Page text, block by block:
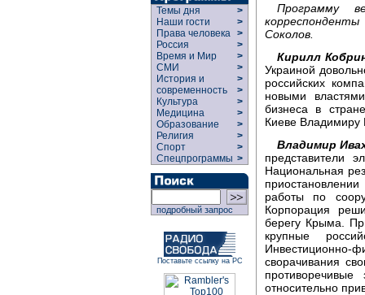
Темы дня
>
Наши гости
>
Права человека >
Россия
>
Время и Мир
>
СМИ
>
История и
современность
>
>
Культура
>
Медицина
>
Образование
>
Религия
>
Спорт
>
Спецпрограммы >
подробный запрос
Поставьте ссылку на РС
Программу
Соколов.
Кирилл
Украиной
российских
новыми
бизнеса в
Киеве Владимиру
Владимир
представители
Национальная
работы по
Корпорация
берегу Крыма.
крупные
сворачивания
относительно